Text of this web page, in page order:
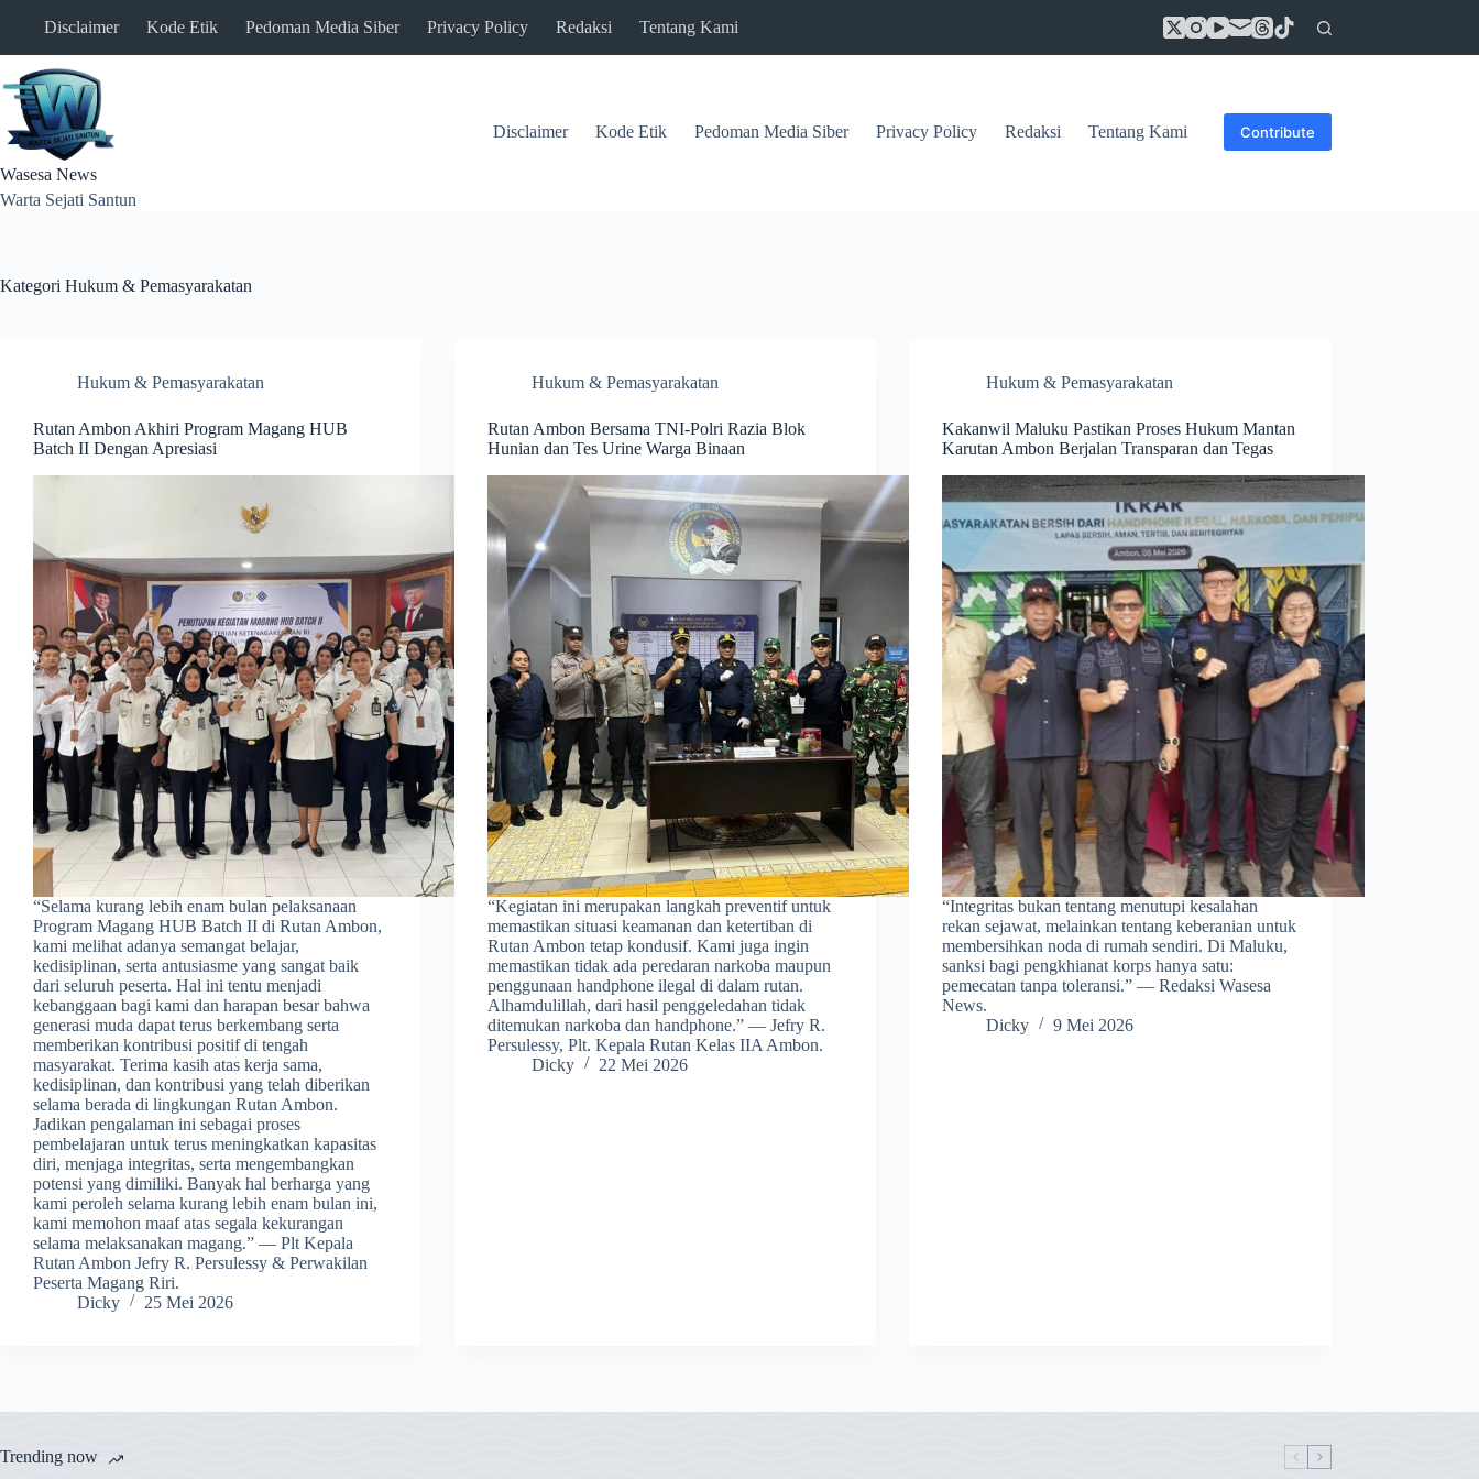
Disclaimer Kode Etik Pedoman Media Siber Privacy Policy Redaksi Tentang Kami
Wasesa News
Warta Sejati Santun
Disclaimer Kode Etik Pedoman Media Siber Privacy Policy Redaksi Tentang Kami Contribute
Kategori Hukum & Pemasyarakatan
Hukum & Pemasyarakatan
Rutan Ambon Akhiri Program Magang HUB
Batch II Dengan Apresiasi
​“Selama kurang lebih enam bulan pelaksanaan
Program Magang HUB Batch II di Rutan Ambon,
kami melihat adanya semangat belajar,
kedisiplinan, serta antusiasme yang sangat baik
dari seluruh peserta. Hal ini tentu menjadi
kebanggaan bagi kami dan harapan besar bahwa
generasi muda dapat terus berkembang serta
memberikan kontribusi positif di tengah
masyarakat. Terima kasih atas kerja sama,
kedisiplinan, dan kontribusi yang telah diberikan
selama berada di lingkungan Rutan Ambon.
Jadikan pengalaman ini sebagai proses
pembelajaran untuk terus meningkatkan kapasitas
diri, menjaga integritas, serta mengembangkan
potensi yang dimiliki. Banyak hal berharga yang
kami peroleh selama kurang lebih enam bulan ini,
kami memohon maaf atas segala kekurangan
selama melaksanakan magang.” — Plt Kepala
Rutan Ambon Jefry R. Persulessy & Perwakilan
Peserta Magang Riri.
Dicky
25 Mei 2026
Hukum & Pemasyarakatan
Rutan Ambon Bersama TNI-Polri Razia Blok
Hunian dan Tes Urine Warga Binaan
​“Kegiatan ini merupakan langkah preventif untuk
memastikan situasi keamanan dan ketertiban di
Rutan Ambon tetap kondusif. Kami juga ingin
memastikan tidak ada peredaran narkoba maupun
penggunaan handphone ilegal di dalam rutan.
Alhamdulillah, dari hasil penggeledahan tidak
ditemukan narkoba dan handphone.” — Jefry R.
Persulessy, Plt. Kepala Rutan Kelas IIA Ambon.
Dicky
22 Mei 2026
Hukum & Pemasyarakatan
Kakanwil Maluku Pastikan Proses Hukum Mantan
Karutan Ambon Berjalan Transparan dan Tegas
​“Integritas bukan tentang menutupi kesalahan
rekan sejawat, melainkan tentang keberanian untuk
membersihkan noda di rumah sendiri. Di Maluku,
sanksi bagi pengkhianat korps hanya satu:
pemecatan tanpa toleransi.” — Redaksi Wasesa
News.
Dicky
9 Mei 2026
Trending now